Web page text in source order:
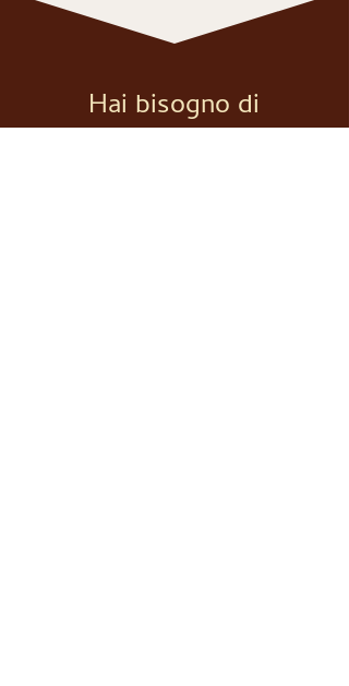
Hai bisogno di